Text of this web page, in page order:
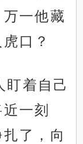
一他藏
口？
盯着自己
一刻
了，向